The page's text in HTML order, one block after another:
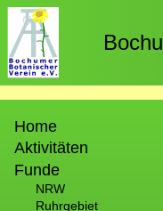
Direkt
zum
Inhalt
Home
Aktivitäten
Funde
NRW
Ruhrgebiet